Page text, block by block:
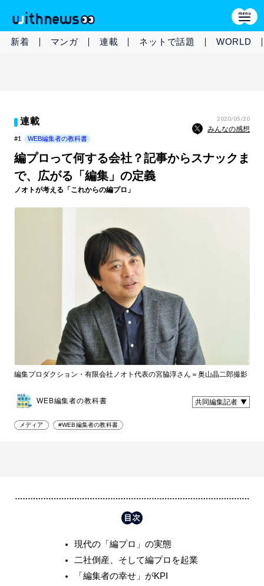
新着 マンガ 連載 ネットで話題 WORLD
連載 2020/05/20
みんなの感想
#1 WEB編集者の教科書
編プロって何する会社？記事からスナックま
で、広がる「編集」の定義
ノオトが考える「これからの編プロ」
編集プロダクション・有限会社ノオト代表の宮脇淳さん＝奥山晶二郎撮影
WEB編集者の教科書 共同編集記者
メディア #WEB編集者の教科書
現代の「編プロ」の実態
二社倒産、そして編プロを起業
「編集者の幸せ」がKPI